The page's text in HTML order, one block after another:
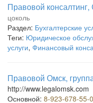
Правовой
цоколь
Раздел: Бухгалтерские
Теги: Юридическое
услуги, Финансовый
Правовой Омск,
http://www.legalomsk.com
Основной: 8-923-678-55-